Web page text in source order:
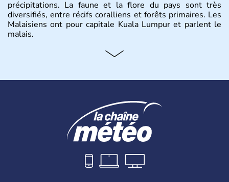
précipitations. La faune et la flore du pays sont très
diversifiés, entre récifs coralliens et forêts primaires. Les
Malaisiens ont pour capitale Kuala Lumpur et parlent le
malais.
Histoire et administration
des pays les plus importants d'Asiedu Sud-Est. Deux
constituent son territoire. C'est l'un des « tigres » de la
région, passant en quelques années de « pays en voie de
développement » à « pays développé », riche de ses 27
millions d'habitants. La religion dominante est l'Islam.